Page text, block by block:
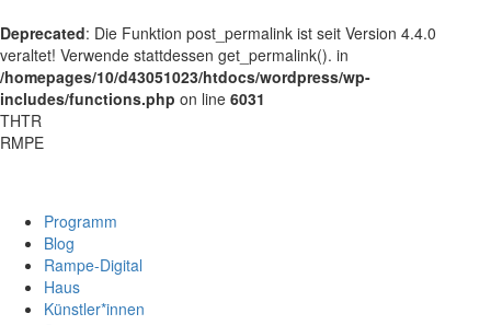
Deprecated: Die Funktion post_permalink ist seit Version 4.4.0
veraltet! Verwende stattdessen get_permalink(). in
/homepages/10/d43051023/htdocs/wordpress/wp-
includes/functions.php on line 6031
THTR
RMPE
Programm
Blog
Rampe-Digital
Haus
Künstler*innen